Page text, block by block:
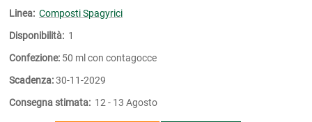
Linea: Composti Spagyrici
Disponibilità: 1
Confezione: 50 ml con contagocce
Scadenza:30-11-2029
Consegna stimata: 12 - 13 Agosto